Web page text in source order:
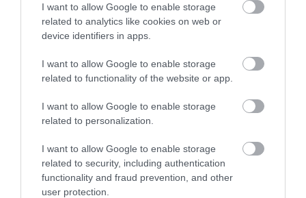
I want to allow Google to enable storage
related to analytics like cookies on web or
device identifiers in apps.
I want to allow Google to enable storage
related to functionality of the website or app.
I want to allow Google to enable storage
related to personalization.
I want to allow Google to enable storage
related to security, including authentication
functionality and fraud prevention, and other
user protection.
PRONEWS.GR /ΙΣΤΟΡΙΑ
Αφροδίτη της Μήλου: Πότε «έχασε» τα
χέρια της; – Το μυστήριο γύρω από τον
ακρωτηριασμό του αγάλματος